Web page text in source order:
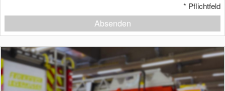
* Pflichtfeld
Absenden